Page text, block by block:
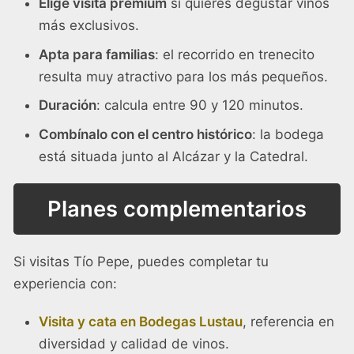
Elige visita premium si quieres degustar vinos
más exclusivos.
Apta para familias: el recorrido en trenecito
resulta muy atractivo para los más pequeños.
Duración: calcula entre 90 y 120 minutos.
Combínalo con el centro histórico: la bodega
está situada junto al Alcázar y la Catedral.
Planes complementarios
Si visitas Tío Pepe, puedes completar tu
experiencia con:
Visita y cata en Bodegas Lustau, referencia en
diversidad y calidad de vinos.